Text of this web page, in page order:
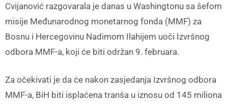
Cvijanović razgovarala je danas u Washingtonu sa šefom
misije Međunarodnog monetarnog fonda (MMF) za
Bosnu i Hercegovinu Nadimom Ilahijem uoči Izvršnog
odbora MMF-a, koji će biti održan 9. februara.
Za očekivati je da će nakon zasjedanja Izvršnog odbora
MMF-a, BiH biti isplaćena tranša u iznosu od 145 miliona